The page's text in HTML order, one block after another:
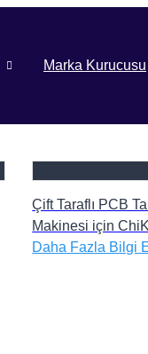
Marka Kurucusu
Çift Taraflı PCB
Makinesi için
Makinesi, FR4
Daha Fazla Bilgi